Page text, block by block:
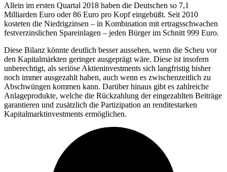
Allein im ersten Quartal 2018 haben die Deutschen so 7,1
Milliarden Euro oder 86 Euro pro Kopf eingebüßt. Seit 2010
kosteten die Niedrigzinsen – in Kombination mit ertragsschwachen
festverzinslichen Spareinlagen – jeden Bürger im Schnitt 999 Euro.
Diese Bilanz könnte deutlich besser aussehen, wenn die Scheu vor
den Kapitalmärkten geringer ausgeprägt wäre. Diese ist insofern
unberechtigt, als seriöse Aktieninvestments sich langfristig bisher
noch immer ausgezahlt haben, auch wenn es zwischenzeitlich zu
Abschwüngen kommen kann. Darüber hinaus gibt es zahlreiche
Anlageprodukte, welche die Rückzahlung der eingezahlten Beiträge
garantieren und zusätzlich die Partizipation an renditestarken
Kapitalmarktinvestments ermöglichen.